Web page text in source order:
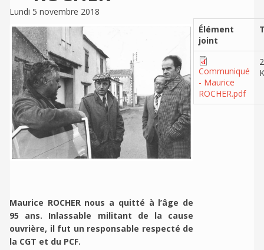
Lundi 5 novembre 2018
Maurice ROCHER nous a quitté à l’âge de
95 ans. Inlassable militant de la cause
ouvrière, il fut un responsable respecté de
la CGT et du PCF.
Élément
joint
Communiqué
- Maurice
ROCHER.pdf